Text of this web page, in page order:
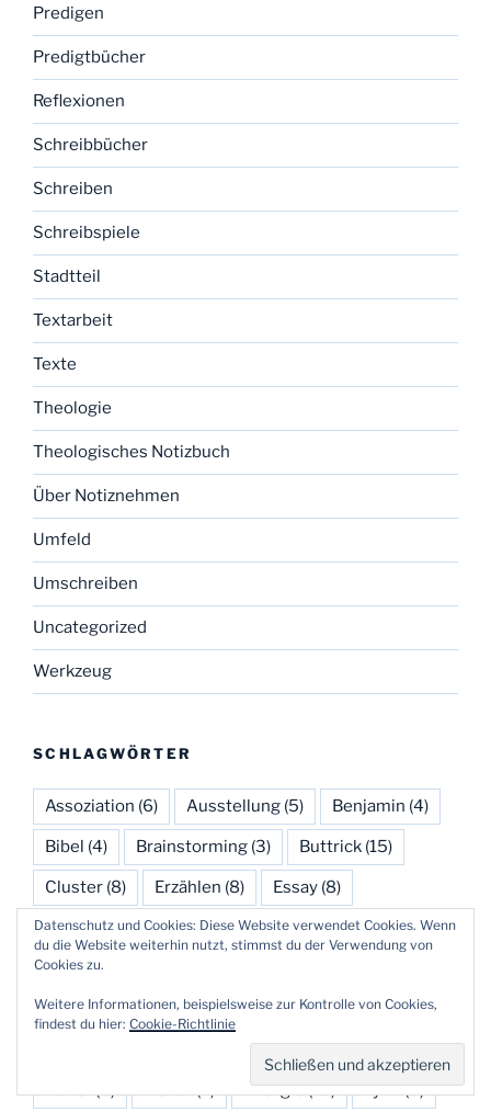
Predigen
Predigtbücher
Reflexionen
Schreibbücher
Schreiben
Schreibspiele
Stadtteil
Textarbeit
Texte
Theologie
Theologisches Notizbuch
Über Notiznehmen
Umfeld
Umschreiben
Uncategorized
Werkzeug
SCHLAGWÖRTER
Assoziation (6) Ausstellung (5) Benjamin (4)
Bibel (4) Brainstorming (3) Buttrick (15)
Cluster (8) Erzählen (8) Essay (8)
Feuilleton(3) Finanzen(3) Glauben(3)
Gottesdienst
Interpretation(4) Konfirmation(4)
Kreativität(13)
Kunst(6) Listen(2) Liturgie(10) Lyrik(6)
Datenschutz und Cookies: Diese Website verwendet Cookies. Wenn
du die Website weiterhin nutzt, stimmst du der Verwendung von
Cookies zu.
Weitere Informationen, beispielsweise zur Kontrolle von Cookies,
findest du hier: Cookie-Richtlinie